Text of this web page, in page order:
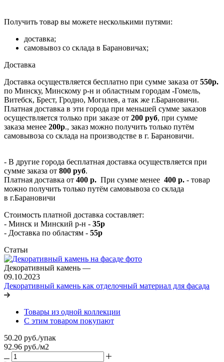
Получить товар вы можете несколькими путями:
доставка;
самовывоз со склада в Барановичах;
Доставка
Доставка осуществляется бесплатно при сумме заказа от 550р.
по Минску, Минскому р-н и областным городам -Гомель,
Витебск, Брест, Гродно, Могилев, а так же г.Барановичи.
Платная доставка в эти города при меньшей сумме заказов
осуществляется только при заказе от 200 руб, при сумме
заказа менее 200р., заказ можно получить только путём
самовывоза со склада на производстве в г. Барановичи.
- В другие города бесплатная доставка осуществляется при
сумме заказа от 800 руб.
Платная доставка от 400 р. При сумме менее 400 р. - товар
можно получить только путём самовывоза со склада
в г.Барановичи
Стоимость платной доставка составляет:
- Минск и Минский р-н - 35р
- Доставка по областям - 55р
Статьи
Декоративный камень —
09.10.2023
Декоративный камень как отделочный материал для фасада
Товары из одной коллекции
С этим товаром покупают
50.20 руб./упак
92.96 руб./м2